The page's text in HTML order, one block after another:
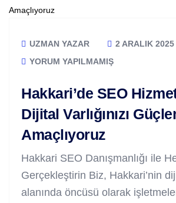
UZMAN YAZAR
2 ARALIK 2025
YORUM YAPILMAMIŞ
Hakkari’de SEO
Dijital Varlığınızı
Amaçlıyoruz
Hakkari SEO Danışmanlığı ile
Gerçekleştirin Biz, Hakkari’nin
alanında öncüsü olarak